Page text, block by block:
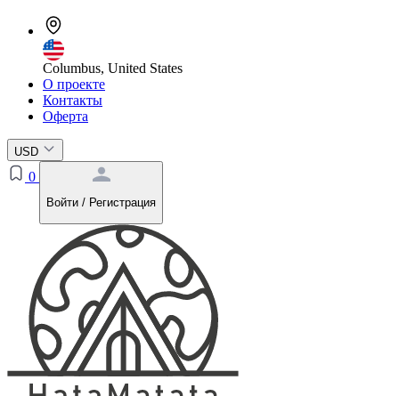
Columbus, United States
О проекте
Контакты
Оферта
USD
0
Войти / Регистрация